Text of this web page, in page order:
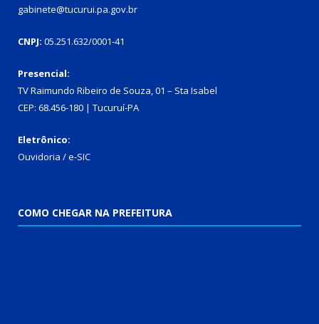
gabinete@tucurui.pa.gov.br
CNPJ: 05.251.632/0001-41
Presencial:
TV Raimundo Ribeiro de Souza, 01 – Sta Isabel
CEP: 68.456-180 | Tucuruí-PA
Eletrônico:
Ouvidoria /e-SIC
COMO CHEGAR NA PREFEITURA